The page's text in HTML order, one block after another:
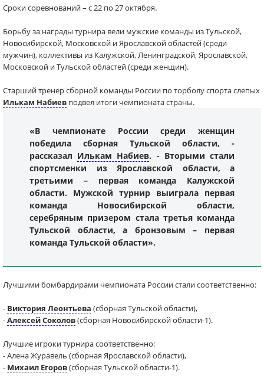
Сроки соревнований – с 22 по 27 октября.
Борьбу за награды турнира вели мужские команды из Тульской,
Новосибирской, Московской и Ярославской областей (среди
мужчин), коллективы из Калужской, Ленинградской, Ярославской,
Московской и Тульской областей (среди женщин).
Старший тренер сборной команды России по торболу спорта слепых
Илькам Набиев подвел итоги чемпионата страны.
«В чемпионате России среди женщин
победила сборная Тульской области, -
рассказал Илькам Набиев. - Вторыми стали
спортсменки из Ярославской области, а
третьими – первая команда Калужской
области. Мужской турнир выиграла первая
команда Новосибирской области,
серебряным призером стала третья команда
Тульской области, а бронзовым – первая
команда Тульской области».
Лучшими бомбардирами чемпионата России стали соответственно:
- Виктория Леонтьева (сборная Тульской области),
-Алексей Соколов(сборная Новосибирской области-1).
Лучшие игроки турнира соответственно:
- Алена Журавель (сборная Ярославской области),
- Михаил Егоров(сборная Тульской области-1).